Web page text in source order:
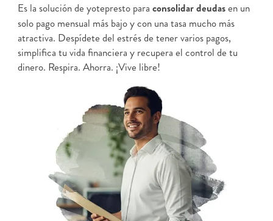
Es la solución de yotepresto para consolidar deudasen un
solo pago mensual más bajo y con una tasa mucho más
atractiva. Despídete del estrés de tener varios pagos,
simplifica tu vida financiera y recupera el control de tu
dinero. Respira. Ahorra. ¡Vive libre!